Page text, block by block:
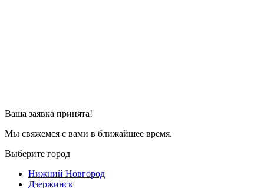
Ваша заявка принята!
Мы свяжемся с вами в ближайшее время.
Выберите город
Нижний Новгород
Дзержинск